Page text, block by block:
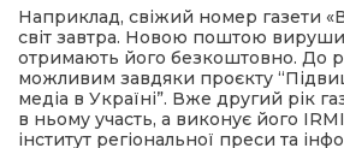
Наприклад, свіжий номер газети
світ завтра. Новою поштою
отримають його безкоштовно. До
можливим завдяки проєкту
медіа в Україні”. Вже другий рік
в ньому участь, а виконує його
інститут регіональної преси та